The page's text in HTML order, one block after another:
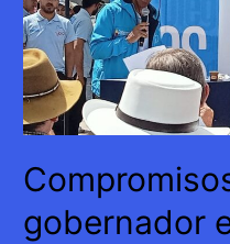
gobernador